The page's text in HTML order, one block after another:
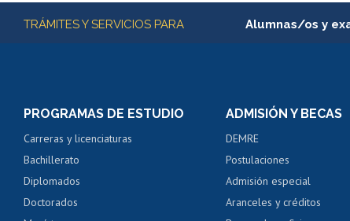
Más información
TRÁMITES Y SERVICIOS PARA Alumnas/os y
Servicio médico y
Pago de arancel y
Pago de arancel y
Certificado de títulos
PROGRAMAS DE ESTUDIO
Carreras y licenciaturas
Bachillerato
Diplomados
Doctorados
ADMISIÓN Y BECAS
DEMRE
Postulaciones
Admisión especial
Aranceles y créditos